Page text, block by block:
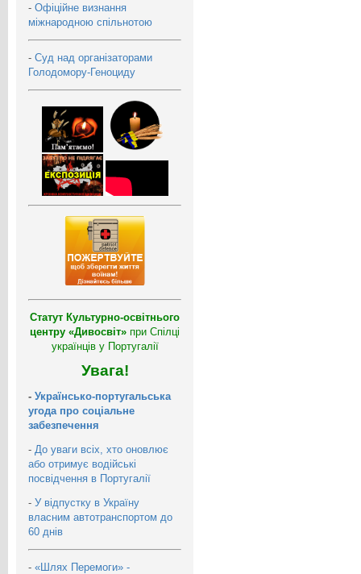
- Офіційне визнання
міжнародною спільнотою
- Суд над організаторами
Голодомору-Геноциду
Статут Культурно-освітнього
центру «Дивосвіт» при Спілці
українців у Португалії
Увага!
- Українсько-португальська
угода про соціальне
забезпечення
- До уваги всіх, хто оновлює
або отримує водійські
посвідчення в Португалії
- У відпустку в Україну
власним автотранспортом до
60 днів
- «Шлях Перемоги» -